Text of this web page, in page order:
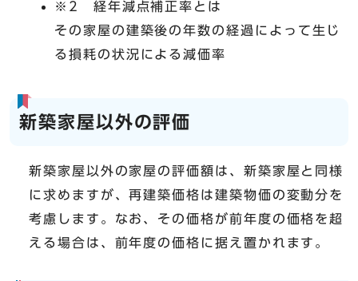
※2 経年減点補正率とは
その家屋の建築後の年数の経過によって生じ
る損耗の状況による減価率
新築家屋以外の評価
新築家屋以外の家屋の評価額は、新築家屋と同様
に求めますが、再建築価格は建築物価の変動分を
考慮します。なお、その価格が前年度の価格を超
える場合は、前年度の価格に据え置かれます。